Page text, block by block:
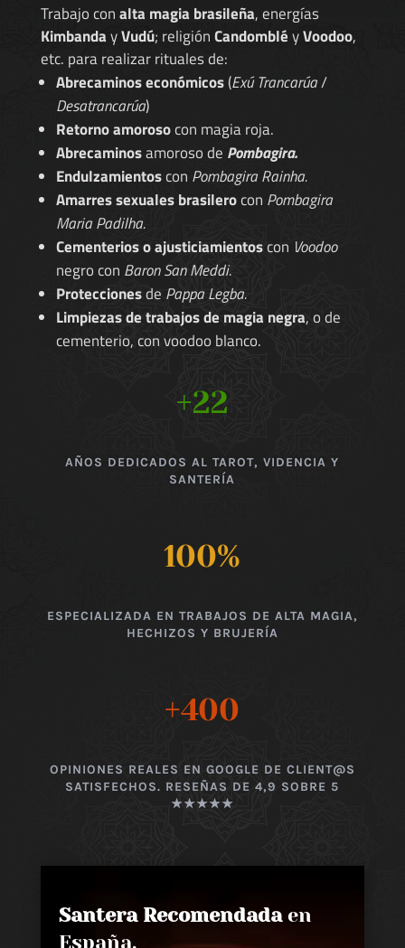
Trabajo conalta magia brasileña, energías
KimbandayVudú; religiónCandombléyVoodoo,
etc. para realizar rituales de:
Abrecaminos económicos(Exú Trancarúa/
Desatrancarúa)
Retorno amorosocon magia roja.
Abrecaminosamoroso de Pombagira.
Endulzamientoscon Pombagira Rainha.
Amarres sexuales brasilerocon Pombagira
Maria Padilha.
Cementerios o ajusticiamientoscon Voodoo
negro con Baron San Meddi.
Proteccionesde Pappa Legba.
Limpiezas de trabajos de magia negra, o de
cementerio, con voodoo blanco.
+22
AÑOS DEDICADOS AL TAROT, VIDENCIA Y
SANTERÍA
100%
ESPECIALIZADA EN TRABAJOS DE ALTA MAGIA,
HECHIZOS Y BRUJERÍA
+400
OPINIONES REALES EN GOOGLE DE CLIENT@S
SATISFECHOS. RESEÑAS DE 4,9 SOBRE 5
★★★★★
Santera Recomendadaen
España,